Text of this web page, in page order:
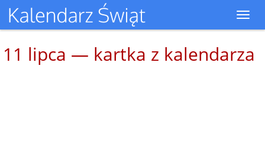
11 lipca — kartka z kalendarza